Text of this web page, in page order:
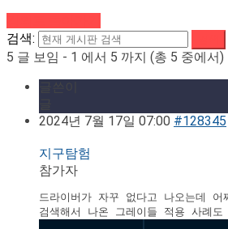
검색:
5 글 보임 - 1 에서 5 까지 (총 5 중에서)
2024년 7월 17일 07:00 #128345
지구탐험
참가자
드라이버가 자꾸 없다고 나오는데 어